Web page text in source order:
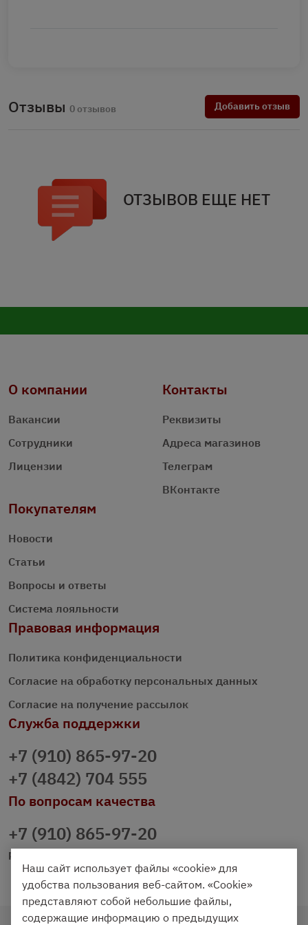
Отзывы 0 отзывов Добавить отзыв
ОТЗЫВОВ ЕЩЕ НЕТ
О компании
Вакансии
Сотрудники
Лицензии
Контакты
Реквизиты
Адреса магазинов
Телеграм
ВКонтакте
Покупателям
Новости
Статьи
Вопросы и ответы
Система лояльности
Правовая информация
Политика конфиденциальности
Согласие на обработку персональных данных
Согласие на получение рассылок
Служба поддержки
+7 (910) 865-97-20
+7 (4842) 704 555
По вопросам качества
+7 (910) 865-97-20
prazdnichniy40@palmi.ru
Наш сайт использует файлы «cookie» для
удобства пользования веб-сайтом. «Cookie»
представляют собой небольшие файлы,
содержащие информацию о предыдущих